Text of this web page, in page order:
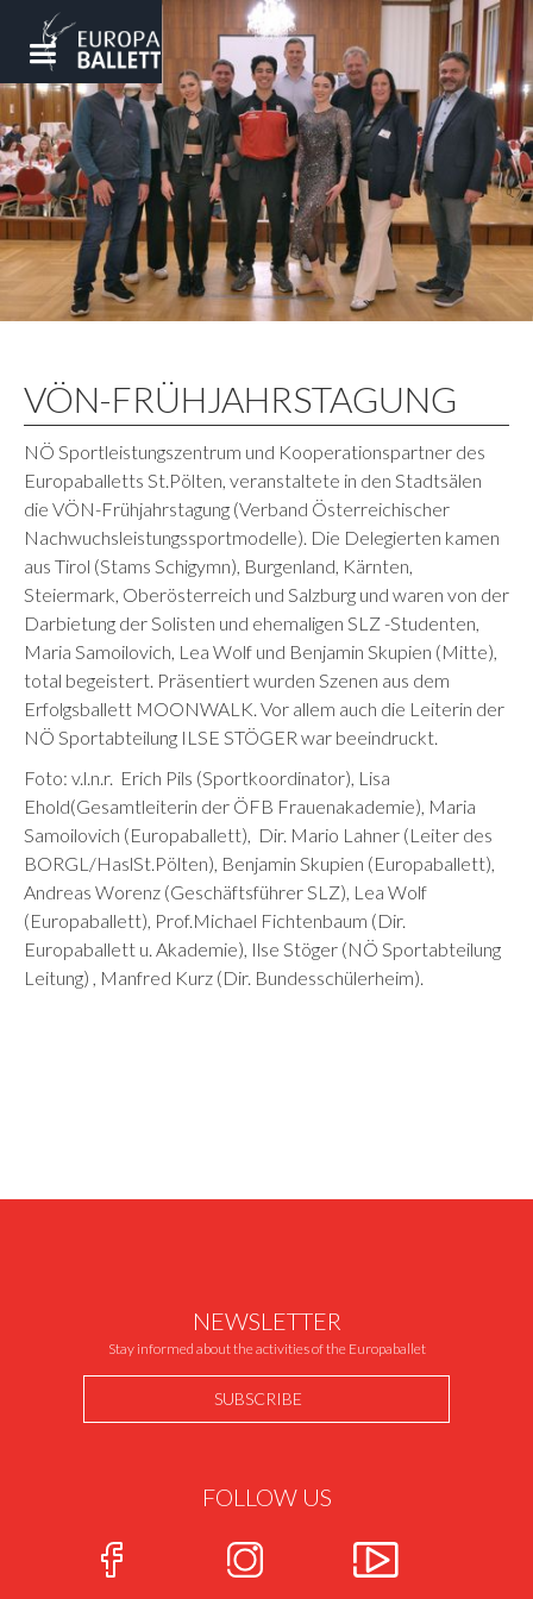
VÖN-FRÜHJAHRSTAGUNG
NÖ Sportleistungszentrum und Kooperationspartner des
Europaballetts St.Pölten, veranstaltete in den Stadtsälen
die VÖN-Frühjahrstagung (Verband Österreichischer
Nachwuchsleistungssportmodelle). Die Delegierten kamen
aus Tirol (Stams Schigymn), Burgenland, Kärnten,
Steiermark, Oberösterreich und Salzburg und waren von der
Darbietung der Solisten und ehemaligen SLZ -Studenten,
Maria Samoilovich, Lea Wolf und Benjamin Skupien (Mitte),
total begeistert. Präsentiert wurden Szenen aus dem
Erfolgsballett MOONWALK. Vor allem auch die Leiterin der
NÖ Sportabteilung ILSE STÖGER war beeindruckt.
Foto: v.l.n.r. Erich Pils (Sportkoordinator), Lisa
Ehold(Gesamtleiterin der ÖFB Frauenakademie), Maria
Samoilovich (Europaballett), Dir. Mario Lahner (Leiter des
BORGL/HaslSt.Pölten), Benjamin Skupien (Europaballett),
Andreas Worenz (Geschäftsführer SLZ), Lea Wolf
(Europaballett), Prof.Michael Fichtenbaum (Dir.
Europaballett u. Akademie), Ilse Stöger (NÖ Sportabteilung
Leitung) , Manfred Kurz (Dir. Bundesschülerheim).
NEWSLETTER
Stay informed about the activities of the Europaballet
SUBSCRIBE
FOLLOW US